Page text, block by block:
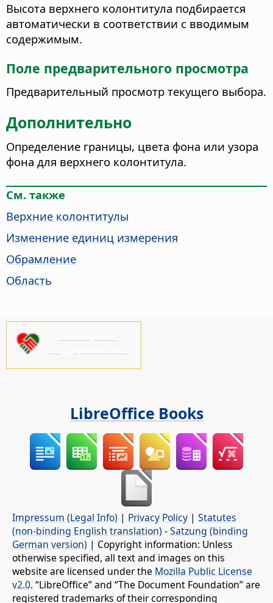
Высота верхнего колонтитула подбирается
автоматически в соответствии с вводимым
содержимым.
Поле предварительного просмотра
Предварительный просмотр текущего выбора.
Дополнительно
Определение границы, цвета фона или узора
фона для верхнего колонтитула.
См. также
Верхние колонтитулы
Изменение единиц измерения
Обрамление
Область
LibreOffice Books
Impressum (Legal Info) | Privacy Policy | Statutes
(non-binding English translation) -Satzung (binding
German version) | Copyright information: Unless
otherwise specified, all text and images on this
website are licensed under the Mozilla Public License
v2.0. “LibreOffice” and “The Document Foundation” are
registered trademarks of their corresponding